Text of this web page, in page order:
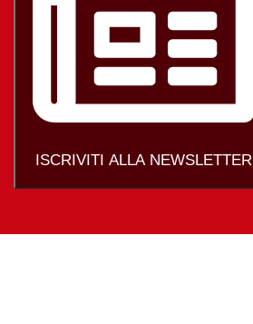
ISCRIVITI ALLA NEWSLETTER